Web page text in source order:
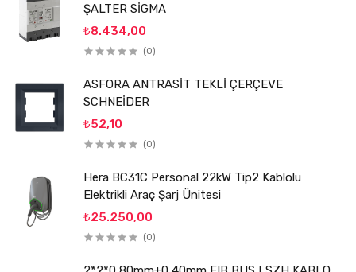
ŞALTER SİGMA
₺8.434,00
(0)
ASFORA ANTRASİT TEKLİ ÇERÇEVE
SCHNEİDER
₺52,10
(0)
Hera BC31C Personal 22kW Tip2 Kablolu
Elektrikli Araç Şarj Ünitesi
₺25.250,00
(0)